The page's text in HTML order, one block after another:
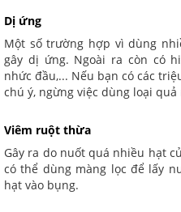
Dị ứng
Một số trường hợp vì dùng
gây dị ứng. Ngoài ra còn có
nhức đầu,... Nếu bạn có các
chú ý, ngừng việc dùng loại quả
Viêm ruột thừa
Gây ra do nuốt quá nhiều hạt
có thể dùng màng lọc để lấy
hạt vào bụng.